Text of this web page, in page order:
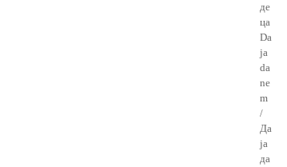
де
ца
Da
ja
da
ne
m
/
Да
ја
да